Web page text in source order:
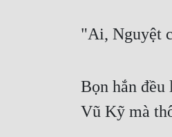
"Ai, Nguyệt
Bọn hắn đều
Vũ Kỹ mà